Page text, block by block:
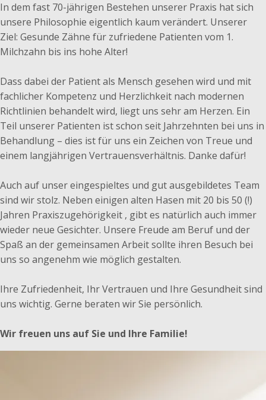
In dem fast 70-jährigen Bestehen unserer Praxis hat sich
unsere Philosophie eigentlich kaum verändert. Unserer
Ziel: Gesunde Zähne für zufriedene Patienten vom 1.
Milchzahn bis ins hohe Alter!
Dass dabei der Patient als Mensch gesehen wird und mit
fachlicher Kompetenz und Herzlichkeit nach modernen
Richtlinien behandelt wird, liegt uns sehr am Herzen. Ein
Teil unserer Patienten ist schon seit Jahrzehnten bei uns in
Behandlung – dies ist für uns ein Zeichen von Treue und
einem langjährigen Vertrauensverhältnis. Danke dafür!
Auch auf unser eingespieltes und gut ausgebildetes Team
sind wir stolz. Neben einigen alten Hasen mit 20 bis 50 (!)
Jahren Praxiszugehörigkeit , gibt es natürlich auch immer
wieder neue Gesichter. Unsere Freude am Beruf und der
Spaß an der gemeinsamen Arbeit sollte ihren Besuch bei
uns so angenehm wie möglich gestalten.
Ihre Zufriedenheit, Ihr Vertrauen und Ihre Gesundheit sind
uns wichtig. Gerne beraten wir Sie persönlich.
Wir freuen uns auf Sie und Ihre Familie!